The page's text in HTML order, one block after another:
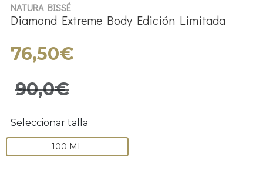
NATURA BISSÉ
Diamond Extreme Body Edición Limitada
76,50€
90,0€
Seleccionar talla
100 ML